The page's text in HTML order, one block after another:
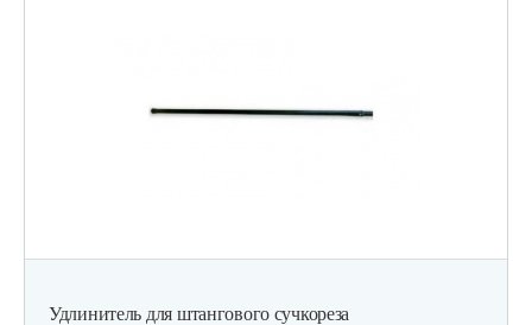
Удлинитель для штангового сучкореза